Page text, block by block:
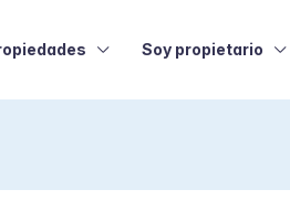
Soy propietario